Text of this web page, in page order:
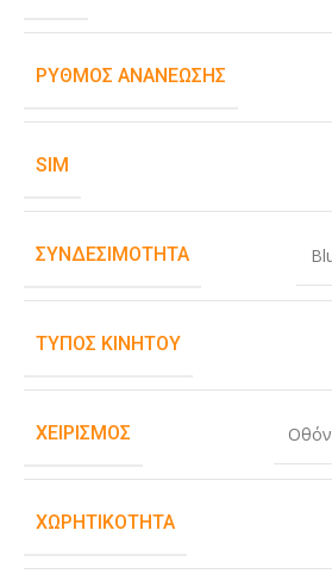
ΡΥΘΜΌΣ ΑΝΑΝΈΩΣΗΣ
SIM
ΣΥΝΔΕΣΙΜΌΤΗΤΑ
ΤΎΠΟΣ ΚΙΝΗΤΟΎ
ΧΕΙΡΙΣΜΌΣ
ΧΩΡΗΤΙΚΌΤΗΤΑ